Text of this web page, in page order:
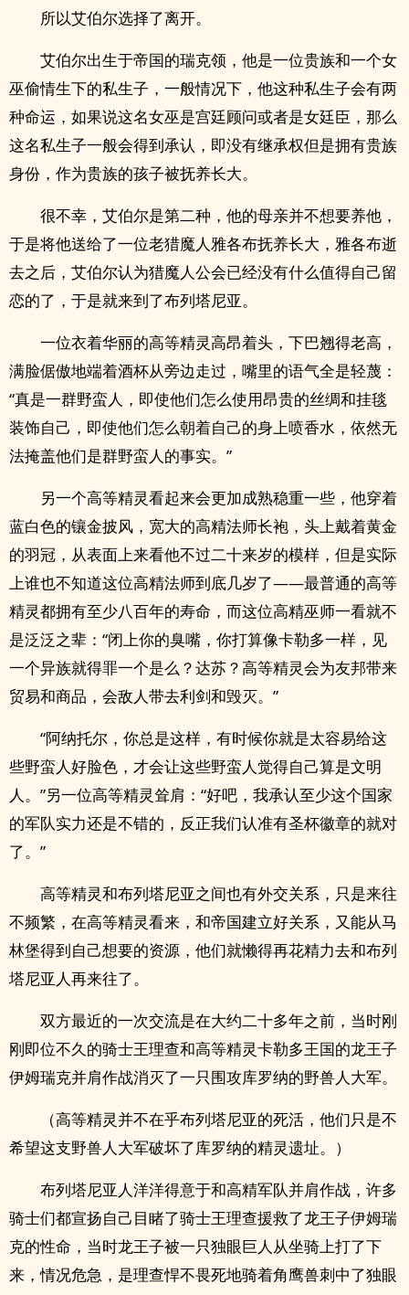
所以艾伯尔选择了离开。
艾伯尔出生于帝国的瑞克领，他是一位贵族和一个女
巫偷情生下的私生子，一般情况下，他这种私生子会有两
种命运，如果说这名女巫是宫廷顾问或者是女廷臣，那么
这名私生子一般会得到承认，即没有继承权但是拥有贵族
身份，作为贵族的孩子被抚养长大。
很不幸，艾伯尔是第二种，他的母亲并不想要养他，
于是将他送给了一位老猎魔人雅各布抚养长大，雅各布逝
去之后，艾伯尔认为猎魔人公会已经没有什么值得自己留
恋的了，于是就来到了布列塔尼亚。
一位衣着华丽的高等精灵高昂着头，下巴翘得老高，
满脸倨傲地端着酒杯从旁边走过，嘴里的语气全是轻蔑：
“真是一群野蛮人，即使他们怎么使用昂贵的丝绸和挂毯
装饰自己，即使他们怎么朝着自己的身上喷香水，依然无
法掩盖他们是群野蛮人的事实。”
另一个高等精灵看起来会更加成熟稳重一些，他穿着
蓝白色的镶金披风，宽大的高精法师长袍，头上戴着黄金
的羽冠，从表面上来看他不过二十来岁的模样，但是实际
上谁也不知道这位高精法师到底几岁了——最普通的高等
精灵都拥有至少八百年的寿命，而这位高精巫师一看就不
是泛泛之辈：“闭上你的臭嘴，你打算像卡勒多一样，见
一个异族就得罪一个是么？达苏？高等精灵会为友邦带来
贸易和商品，会敌人带去利剑和毁灭。”
“阿纳托尔，你总是这样，有时候你就是太容易给这
些野蛮人好脸色，才会让这些野蛮人觉得自己算是文明
人。”另一位高等精灵耸肩：“好吧，我承认至少这个国家
的军队实力还是不错的，反正我们认准有圣杯徽章的就对
了。”
高等精灵和布列塔尼亚之间也有外交关系，只是来往
不频繁，在高等精灵看来，和帝国建立好关系，又能从马
林堡得到自己想要的资源，他们就懒得再花精力去和布列
塔尼亚人再来往了。
双方最近的一次交流是在大约二十多年之前，当时刚
刚即位不久的骑士王理查和高等精灵卡勒多王国的龙王子
伊姆瑞克并肩作战消灭了一只围攻库罗纳的野兽人大军。
（高等精灵并不在乎布列塔尼亚的死活，他们只是不
希望这支野兽人大军破坏了库罗纳的精灵遗址。）
布列塔尼亚人洋洋得意于和高精军队并肩作战，许多
骑士们都宣扬自己目睹了骑士王理查援救了龙王子伊姆瑞
克的性命，当时龙王子被一只独眼巨人从坐骑上打了下
来，情况危急，是理查悍不畏死地骑着角鹰兽刺中了独眼